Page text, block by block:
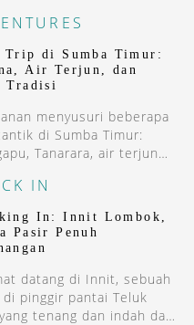
di Sumba Timur.
Trip di Sumba Timur:
Air Terjun, dan
Tradisi
menyusuri beberapa
di Sumba Timur:
Tanarara, air terjun
IN
In: Innit Lombok,
Pasir Penuh
datang di Innit, sebuah
pinggir pantai Teluk
tenang dan indah dan